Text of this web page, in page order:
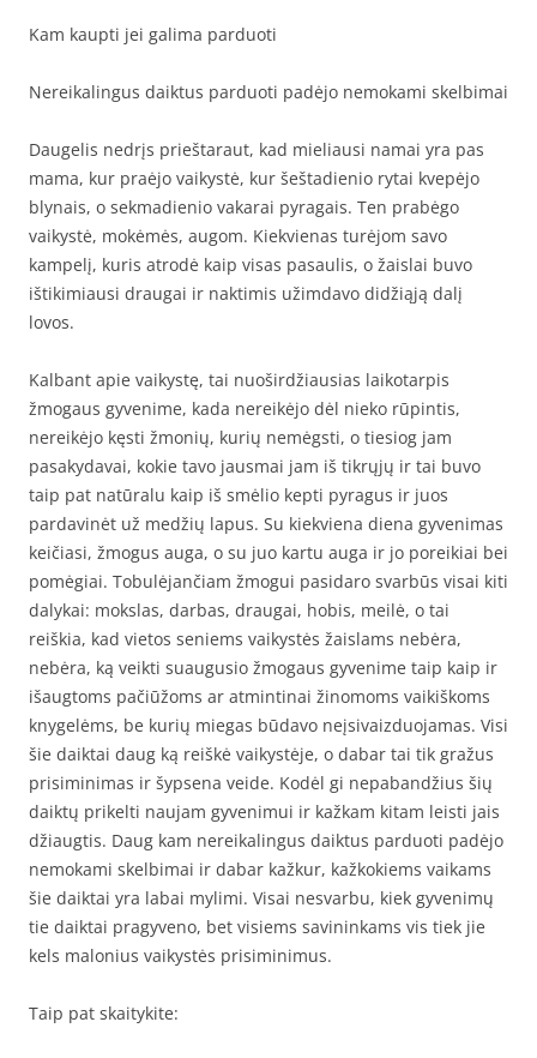
Kam kaupti jei galima parduoti
Nereikalingus daiktus parduoti padėjo nemokami skelbimai
Daugelis nedrįs prieštaraut, kad mieliausi namai yra pas
mama, kur praėjo vaikystė, kur šeštadienio rytai kvepėjo
blynais, o sekmadienio vakarai pyragais. Ten prabėgo
vaikystė, mokėmės, augom. Kiekvienas turėjom savo
kampelį, kuris atrodė kaip visas pasaulis, o žaislai buvo
ištikimiausi draugai ir naktimis užimdavo didžiąją dalį
lovos.
Kalbant apie vaikystę, tai nuoširdžiausias laikotarpis
žmogaus gyvenime, kada nereikėjo dėl nieko rūpintis,
nereikėjo kęsti žmonių, kurių nemėgsti, o tiesiog jam
pasakydavai, kokie tavo jausmai jam iš tikrųjų ir tai buvo
taip pat natūralu kaip iš smėlio kepti pyragus ir juos
pardavinėt už medžių lapus. Su kiekviena diena gyvenimas
keičiasi, žmogus auga, o su juo kartu auga ir jo poreikiai bei
pomėgiai. Tobulėjančiam žmogui pasidaro svarbūs visai kiti
dalykai: mokslas, darbas, draugai, hobis, meilė, o tai
reiškia, kad vietos seniems vaikystės žaislams nebėra,
nebėra, ką veikti suaugusio žmogaus gyvenime taip kaip ir
išaugtoms pačiūžoms ar atmintinai žinomoms vaikiškoms
knygelėms, be kurių miegas būdavo neįsivaizduojamas. Visi
šie daiktai daug ką reiškė vaikystėje, o dabar tai tik gražus
prisiminimas ir šypsena veide. Kodėl gi nepabandžius šių
daiktų prikelti naujam gyvenimui ir kažkam kitam leisti jais
džiaugtis. Daug kam nereikalingus daiktus parduoti padėjo
nemokami skelbimai ir dabar kažkur, kažkokiems vaikams
šie daiktai yra labai mylimi. Visai nesvarbu, kiek gyvenimų
tie daiktai pragyveno, bet visiems savininkams vis tiek jie
kels malonius vaikystės prisiminimus.
Taip pat skaitykite: